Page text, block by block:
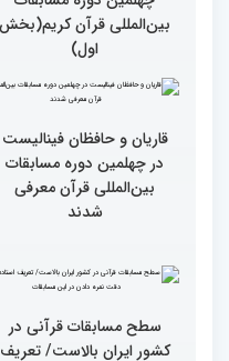
گزارش تصویری از حواشی
روز چهارم چهلمین دوره
مسابقات بین المللی قرآن
کریم
گزارش تصویری چهارمین
چهلمین دوره مسابقات